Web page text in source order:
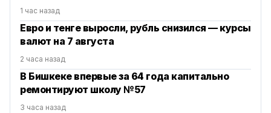
1 час назад
Евро и тенге выросли, рубль снизился — курсы
валют на 7 августа
2 часа назад
В Бишкеке впервые за 64 года капитально
ремонтируют школу №57
3 часа назад